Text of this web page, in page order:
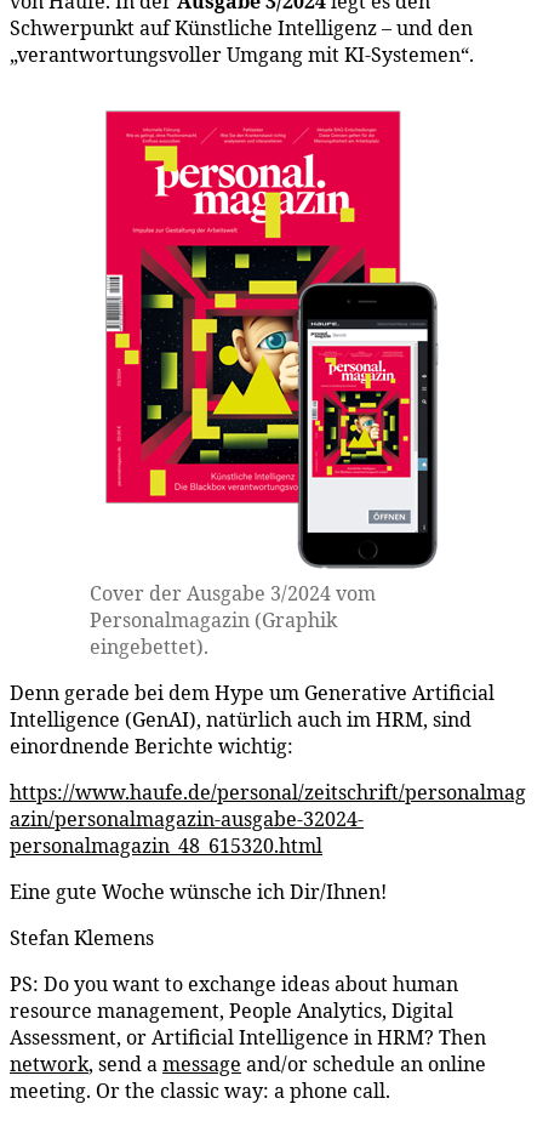
Schwerpunkt auf Künstliche Intelligenz – und den
„verantwortungsvoller Umgang mit KI-Systemen“.
Cover der Ausgabe 3/2024 vom
Personalmagazin (Graphik
eingebettet).
Denn gerade bei dem Hype um Generative Artificial
Intelligence (GenAI), natürlich auch im HRM, sind
einordnende Berichte wichtig:
https://www.haufe.de/personal/zeitschrift/personalmag
azin/personalmagazin-ausgabe-32024-
personalmagazin_48_615320.html
Eine gute Woche wünsche ich Dir/Ihnen!
Stefan Klemens
PS: Do you want to exchange ideas about human
resource management, People Analytics, Digital
Assessment, or Artificial Intelligence in HRM? Then
network, send amessage and/or schedule an online
meeting. Or the classic way: a phone call.